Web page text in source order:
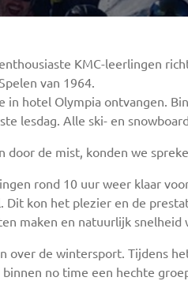
KMC-leerlingen
van 1964.
in hotel Olympia ontvangen.
lesdag. Alle ski- en
door de mist, konden we
rond 10 uur weer klaar
kon het plezier en de
maken en natuurlijk
over de wintersport. Tijdens
no time een hechte